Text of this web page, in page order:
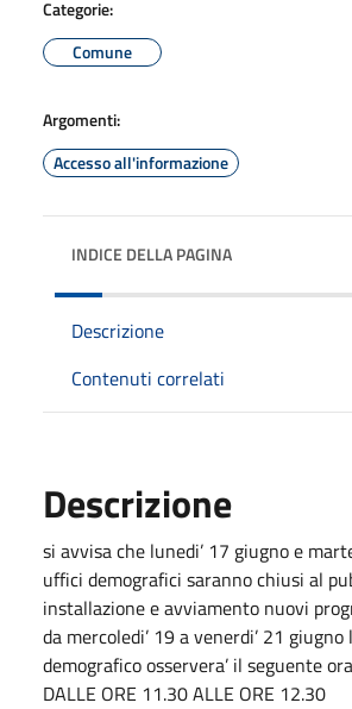
Categorie:
Comune
Argomenti:
Accesso all'informazione
INDICE DELLA PAGINA
Descrizione
Contenuti correlati
Descrizione
si avvisa che lunedi’ 17 giugno e
uffici demografici saranno chiusi al
installazione e avviamento nuovi
da mercoledi’ 19 a venerdi’ 21 giugno
demografico osservera’ il seguente
DALLE ORE 11.30 ALLE ORE 12.30